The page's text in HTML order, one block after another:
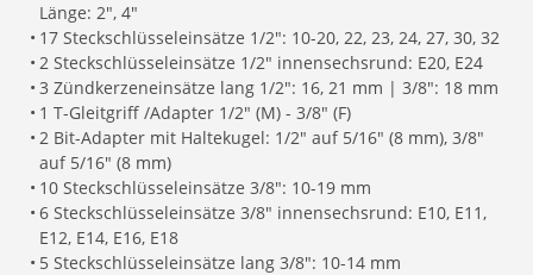
Länge: 2", 4"
• 17 Steckschlüsseleinsätze 1/2": 10-20, 22, 23, 24, 27, 30, 32
• 2 Steckschlüsseleinsätze 1/2" innensechsrund: E20, E24
• 3 Zündkerzeneinsätze lang 1/2": 16, 21 mm | 3/8": 18 mm
• 1 T-Gleitgriff /Adapter 1/2" (M) - 3/8" (F)
• 2 Bit-Adapter mit Haltekugel: 1/2" auf 5/16" (8 mm), 3/8"
auf 5/16" (8 mm)
• 10 Steckschlüsseleinsätze 3/8": 10-19 mm
• 6 Steckschlüsseleinsätze 3/8" innensechsrund: E10, E11,
E12, E14, E16, E18
• 5 Steckschlüsseleinsätze lang 3/8": 10-14 mm